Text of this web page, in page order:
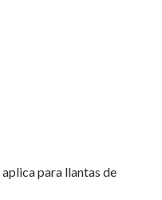
para llantas de